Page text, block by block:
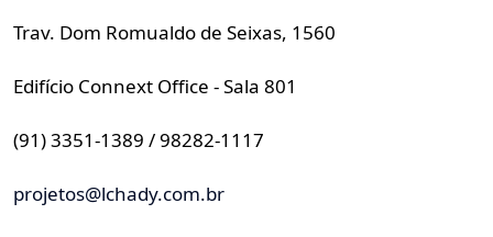
Trav. Dom Romualdo de Seixas, 1560
Edifício Connext Office - Sala 801
(91) 3351-1389 / 98282-1117
projetos@lchady.com.br